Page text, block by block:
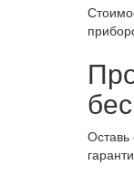
Оставь